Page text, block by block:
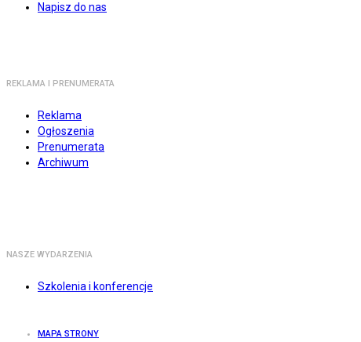
Napisz do nas
REKLAMA I PRENUMERATA
Reklama
Ogłoszenia
Prenumerata
Archiwum
NASZE WYDARZENIA
Szkolenia i konferencje
MAPA STRONY